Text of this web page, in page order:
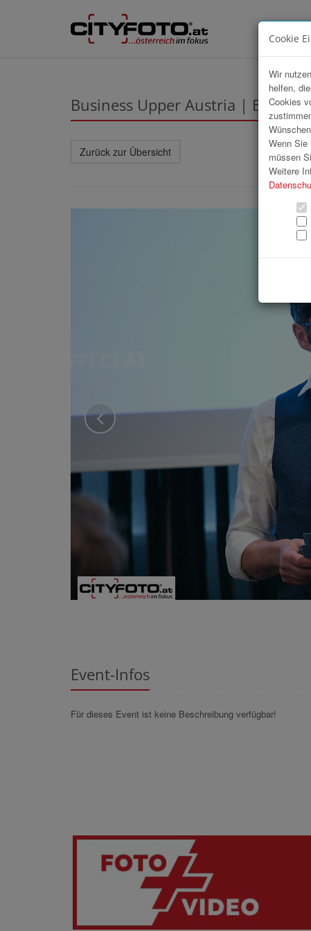
Business Upper Austria |
Zurück zur Übersicht
Event-Infos
Für dieses Event ist keine Beschreibung verfügbar!
Cookie
Wir
helfen,
Cookies
Wenn Sie
müssen
Weitere